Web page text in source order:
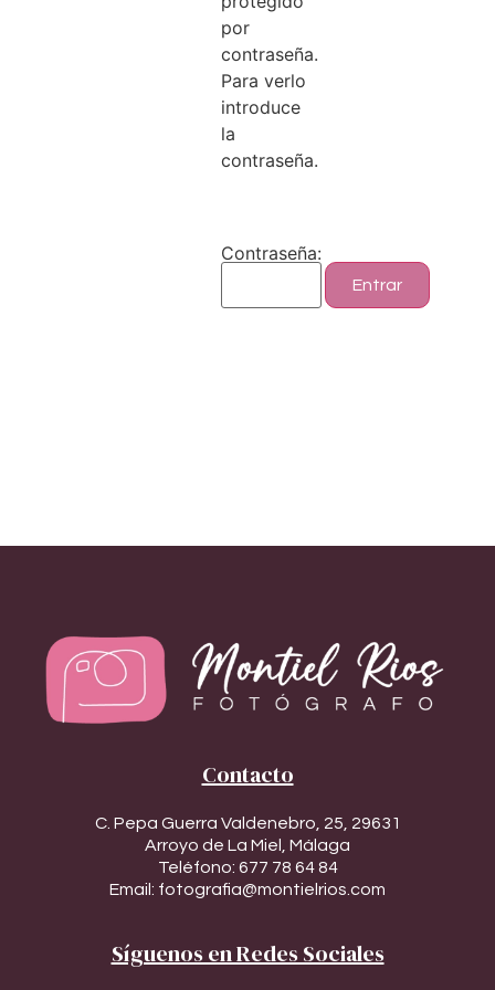
por
contraseña.
Para verlo
introduce
la
contraseña.
Contraseña:
Contacto
C. Pepa Guerra Valdenebro, 25, 29631
Arroyo de La Miel, Málaga
Teléfono: 677 78 64 84
Email: fotografia@montielrios.com
Síguenos en Redes Sociales